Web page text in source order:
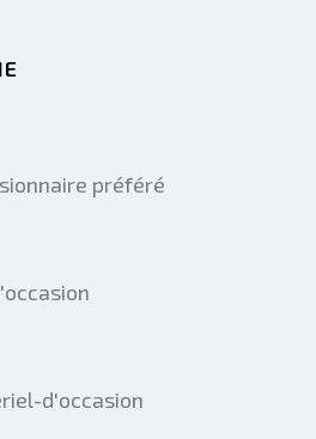
préféré
d'occasion